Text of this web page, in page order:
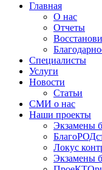
Главная
О нас
Отчеты
Специалисты
Услуги
Новости
Статьи
СМИ о нас
Наши проекты
Экзамены
Локус
Экзамены